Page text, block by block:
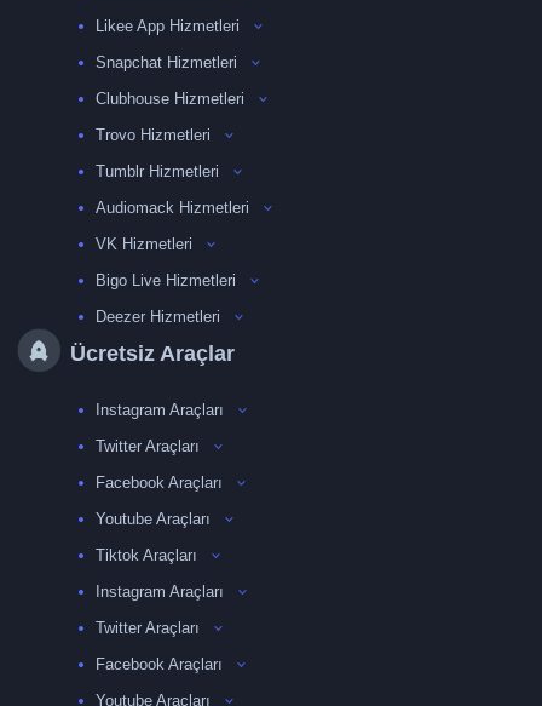
Likee App Hizmetleri
Snapchat Hizmetleri
Clubhouse Hizmetleri
Trovo Hizmetleri
Tumblr Hizmetleri
Audiomack Hizmetleri
VK Hizmetleri
Bigo Live Hizmetleri
Deezer Hizmetleri
Ücretsiz Araçlar
Instagram Araçları
Twitter Araçları
Facebook Araçları
Youtube Araçları
Tiktok Araçları
Instagram Araçları
Twitter Araçları
Facebook Araçları
Youtube Araçları